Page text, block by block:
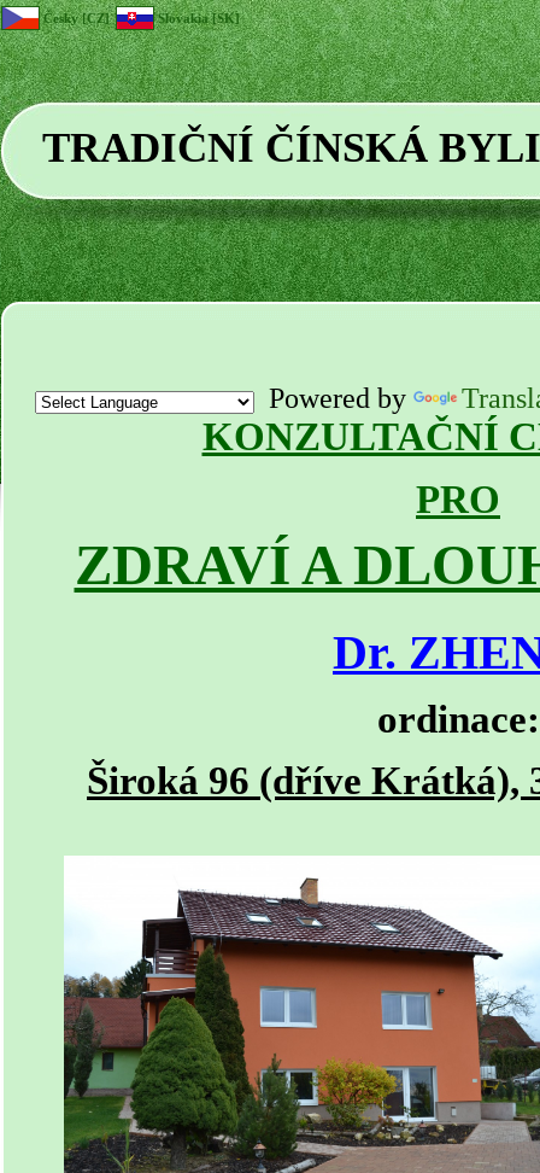
TRADIČNÍ ČÍNSKÁ
Česky [CZ] Slovakia [SK]
Powered by
KONZULTAČNÍ
PRO
ZDRAVÍ A
Dr.
ordinace:
Široká 96 (dříve Krátká),